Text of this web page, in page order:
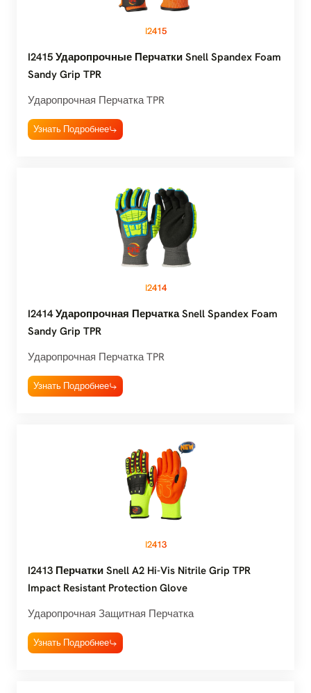
I2415
I2415 Ударопрочные Перчатки Snell Spandex Foam
Sandy Grip TPR
Ударопрочная Перчатка TPR
Узнать Подробнее
I2414
I2414 Ударопрочная Перчатка Snell Spandex Foam
Sandy Grip TPR
Ударопрочная Перчатка TPR
Узнать Подробнее
I2413
I2413 Перчатки Snell A2 Hi-Vis Nitrile Grip TPR
Impact Resistant Protection Glove
Ударопрочная Защитная Перчатка
Узнать Подробнее